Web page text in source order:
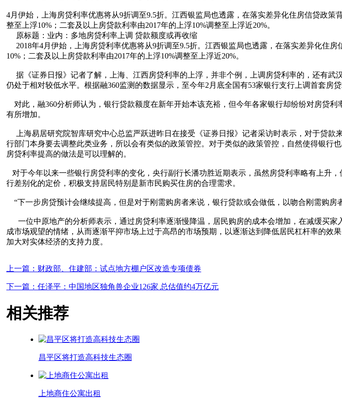
4月伊始，上海房贷利率优惠将从9折调至9.5折。江西银监局也透露，在落实差异化住房信贷政策
整至上浮10%；二套及以上房贷款利率由2017年的上浮10%调整至上浮近20%。
原标题：业内：多地房贷利率上调 贷款额度或再收缩
2018年4月伊始，上海房贷利率优惠将从9折调至9.5折。江西银监局也透露，在落实差异化住
10%；二套及以上房贷款利率由2017年的上浮10%调整至上浮近20%。
据《证券日报》记者了解，上海、江西房贷利率的上浮，并非个例，上调房贷利率的，还有武
仍处于相对较低水平。根据融360监测的数据显示，至今年2月底全国有53家银行支行上调首套房贷
对此，融360分析师认为，银行贷款额度在新年开始本该充裕，但今年各家银行却纷纷对房贷
有所增加。
上海易居研究院智库研究中心总监严跃进昨日在接受《证券日报》记者采访时表示，对于贷款
行部门本身要去调整此类业务，所以会有类似的政策管控。对于类似的政策管控，自然使得银
房贷利率提高的做法是可以理解的。
对于今年以来一些银行房贷利率的变化，央行副行长潘功胜近期表示，虽然房贷利率略有上升
行差别化的定价，积极支持居民特别是新市民购买住房的合理需求。
“下一步房贷预计会继续提高，但是对于刚需购房者来说，银行贷款或会做低，以吻合刚需购房
一位中原地产的分析师表示，通过房贷利率逐渐慢降温，居民购房的成本会增加，在减缓买
成市场观望的情绪，从而逐渐平抑市场上过于高昂的市场预期，以逐渐达到降低居民杠杆率的效
加大对实体经济的支持力度。
上一篇：财政部、住建部：试点地方棚户区改造专项债券
下一篇：任泽平：中国地区独角兽企业126家 总估值约4万亿元
相关推荐
昌平区将打造高科技生态圈
上地商住公寓出租